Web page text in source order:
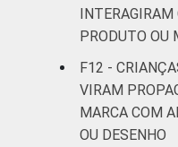
INTERAGIRAM
PRODUTO OU
F12 -
VIRAM
MARCA COM
OU DESENHO